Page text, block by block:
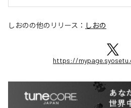
しおのの他のリリース： しおの
https://